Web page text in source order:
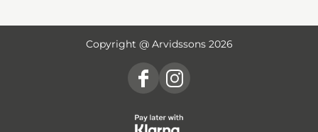
Copyright @ Arvidssons 2026